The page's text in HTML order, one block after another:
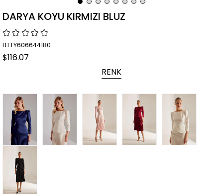
DARYA KOYU KIRMIZI BLUZ
BTTY606644180
$116.07
RENK